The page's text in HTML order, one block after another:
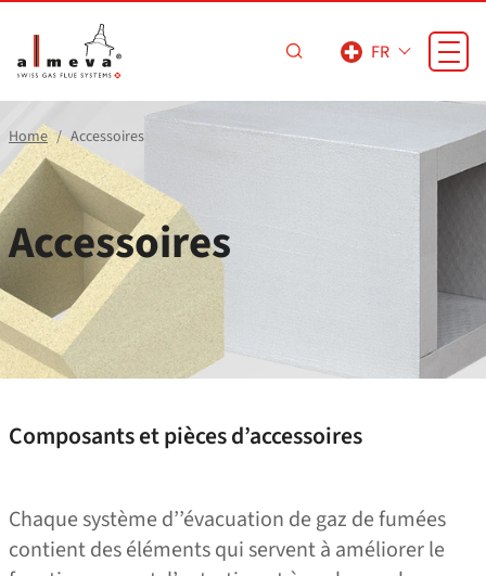
FR
Home Accessoires
Accessoires
Composants et pièces d’accessoires
Chaque système d’’évacuation de gaz de fumées
contient des éléments qui servent à améliorer le